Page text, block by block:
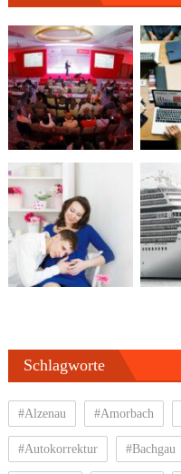
Schlagworte
#Alzenau #Amorbach
#Autokorrektur #Bachgau